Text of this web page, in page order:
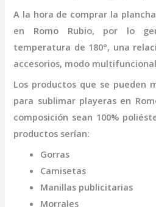
A la hora de comprar la
en Romo Rubio, por lo
temperatura de 180°, una
accesorios, modo
Los productos que se pueden
para sublimar playeras en
composición sean 100%
productos serían:
Gorras
Camisetas
Manillas publicitarias
Morrales